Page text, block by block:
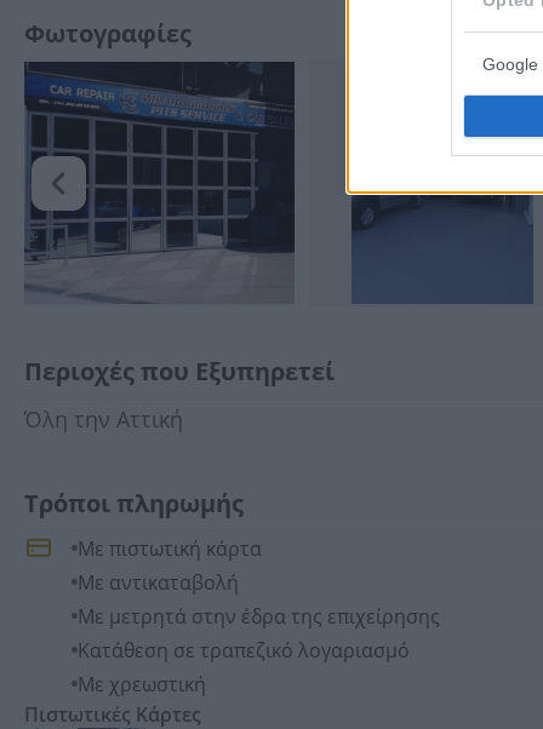
Google
Φωτογραφίες
Περιοχές που Εξυπηρετεί
Όλη την Αττική
Τρόποι πληρωμής
Με πιστωτική κάρτα
Με αντικαταβολή
Με μετρητά στην έδρα της επιχείρησης
Κατάθεση σε τραπεζικό λογαριασμό
Με χρεωστική
Πιστωτικές Κάρτες